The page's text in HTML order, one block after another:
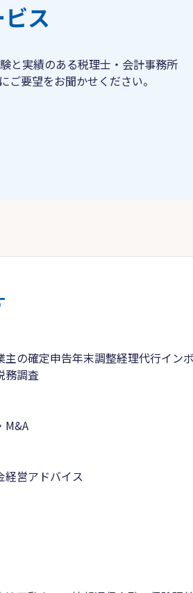
ス
と実績のある税理士・会計事務所
ご要望をお聞かせください。
主の確定申告年末調整経理代行イン
務調査
M&A
経営アドバイス